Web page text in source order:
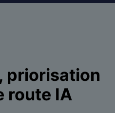
priorisation
route IA